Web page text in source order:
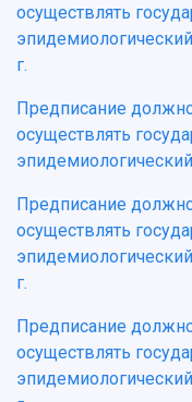
осуществлять
г.
Предписание
осуществлять
Предписание
осуществлять
г.
Предписание
осуществлять